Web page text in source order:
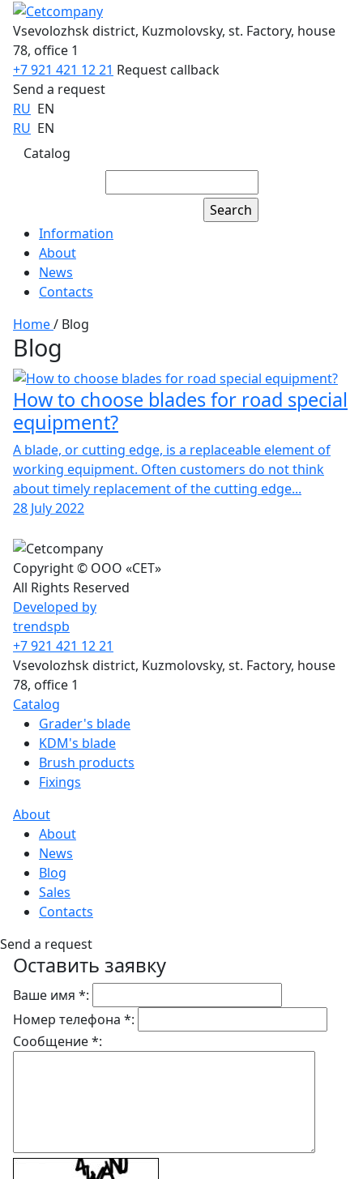
Vsevolozhsk district, Kuzmolovsky, st. Factory, house
78, office 1
+7 921 421 12 21 Request callback
Send a request
RU EN
RU EN
Catalog
Information
About
News
Contacts
Home/ Blog
Blog
How to choose blades for road special
equipment?
A blade, or cutting edge, is a replaceable element of
working equipment. Often customers do not think
about timely replacement of the cutting edge...
28 July 2022
Copyright © ООО «СЕТ»
All Rights Reserved
Developed by
trendspb
+7 921 421 12 21
Vsevolozhsk district, Kuzmolovsky, st. Factory, house
78, office 1
Catalog
Grader's blade
KDM's blade
Brush products
Fixings
About
About
News
Blog
Sales
Contacts
Send a request
Оставить заявку
Ваше имя *:
Номер телефона *:
Сообщение *: